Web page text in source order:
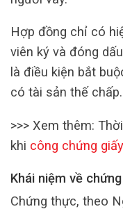
Hợp đồng chỉ có
viên ký và đóng
là điều kiện bắt
có tài sản thế chấp.
>>> Xem thêm:
khi công chứng
Khái niệm về
Chứng thực, theo